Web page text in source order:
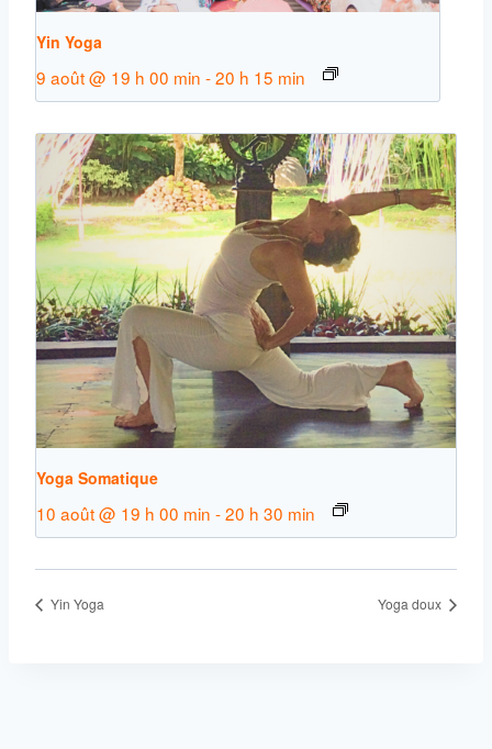
Yin Yoga
9 août @ 19 h 00 min -20 h 15 min
Yoga Somatique
10 août @ 19 h 00 min -20 h 30 min
Yin Yoga Yoga doux